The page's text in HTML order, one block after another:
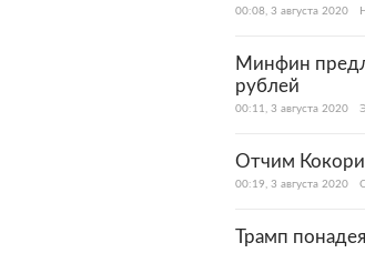
00:08, 3 августа 2020
Минфин
рублей
00:11, 3 августа 2020
Отчим
00:19, 3 августа 2020
Трамп